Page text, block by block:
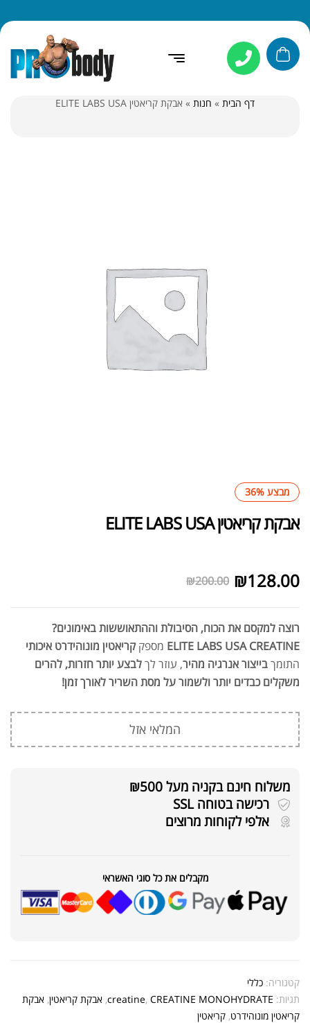
דף הבית » חנות » אבקת קריאטין ELITE LABS USA
מבצע 36%
אבקת קריאטין ELITE LABS USA
₪200.00 ₪128.00
רוצה למקסם את הכוח, הסיבולת וההתאוששות באימונים?
ELITE LABS USA CREATINE מספקקריאטין מונוהידרט איכותי
התומךבייצור אנרגיה מהיר, עוזר לךלבצע יותר חזרות, להרים
משקלים כבדים יותר ולשמור על מסת השריר לאורך זמן!
המלאי אזל
משלוח חינם בקניה מעל ₪500
רכישה בטוחה SSL
אלפי לקוחות מרוצים
מקבלים את כל סוגי האשראי
קטגוריה: כללי
תגיות:
creatine, CREATINE MONOHYDRATE
, אבקת קריאטין, אבקת
קריאטין מונוהידרט, קריאטין